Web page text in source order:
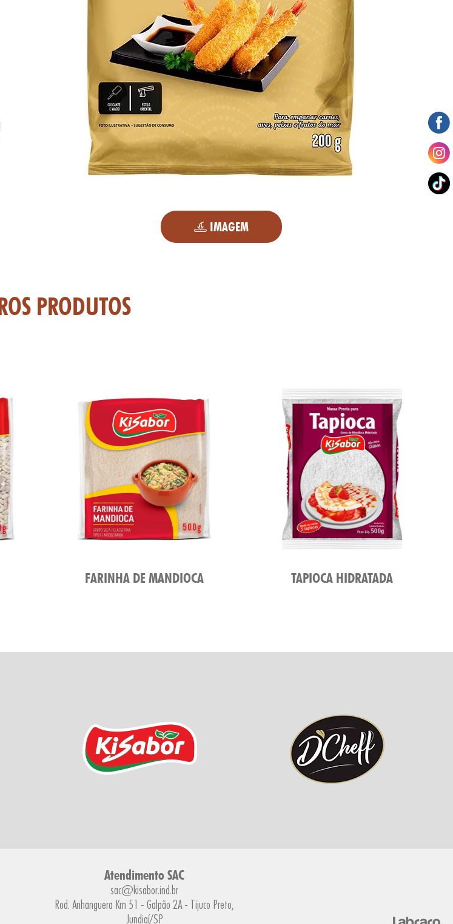
IMAGEM
PRODUTOS
FARINHA DE MANDIOCA TAPIOCA HIDRATADA
Atendimento SAC
sac@kisabor.ind.br
Rod. Anhanguera Km 51 - Galpão 2A - Tijuco Preto,
Jundiaí/SP